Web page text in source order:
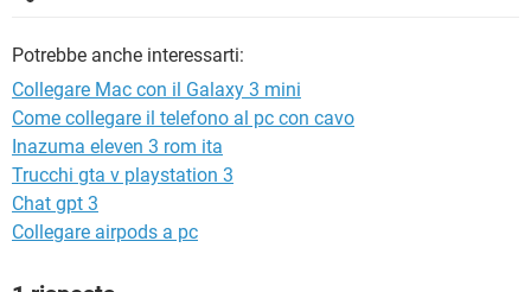
Potrebbe anche interessarti:
Collegare Mac con il Galaxy 3 mini
Come collegare il telefono al pc con cavo
Inazuma eleven 3 rom ita
Trucchi gta v playstation 3
Chat gpt 3
Collegare airpods a pc